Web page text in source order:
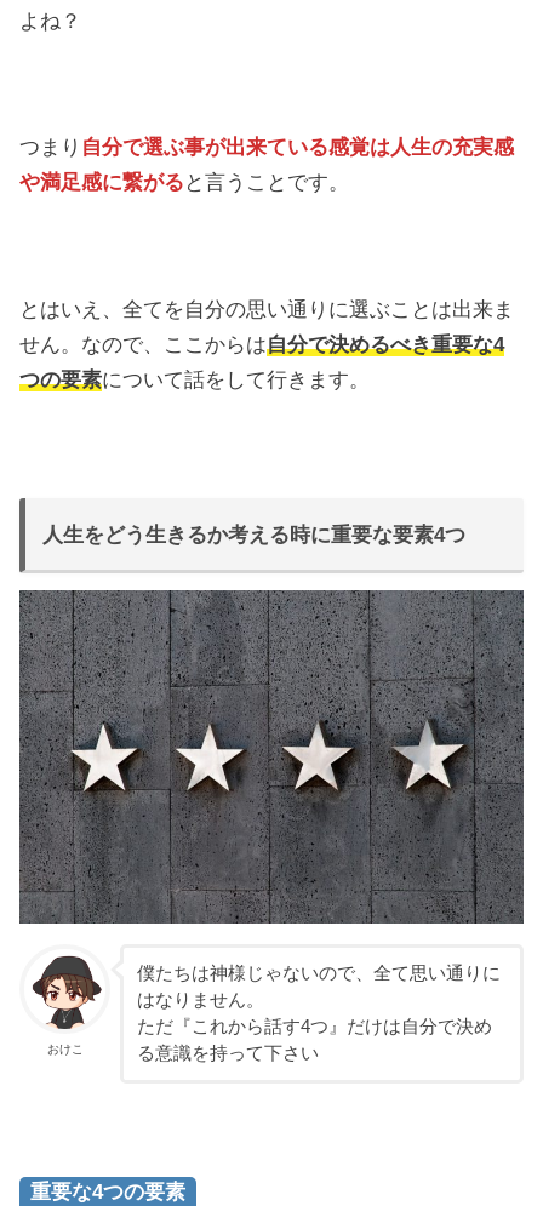
よね？
つまり 自分で選ぶ事が出来ている感覚は人生の充実感
や満足感に繋がる と言うことです。
とはいえ、全てを自分の思い通りに選ぶことは出来ま
せん。なので、ここからは自分で決めるべき重要な4
つの要素について話をして行きます。
人生をどう生きるか考える時に重要な要素4つ
おけこ
僕たちは神様じゃないので、全て思い通りに
はなりません。
ただ『これから話す4つ』だけは自分で決め
る意識を持って下さい
重要な4つの要素